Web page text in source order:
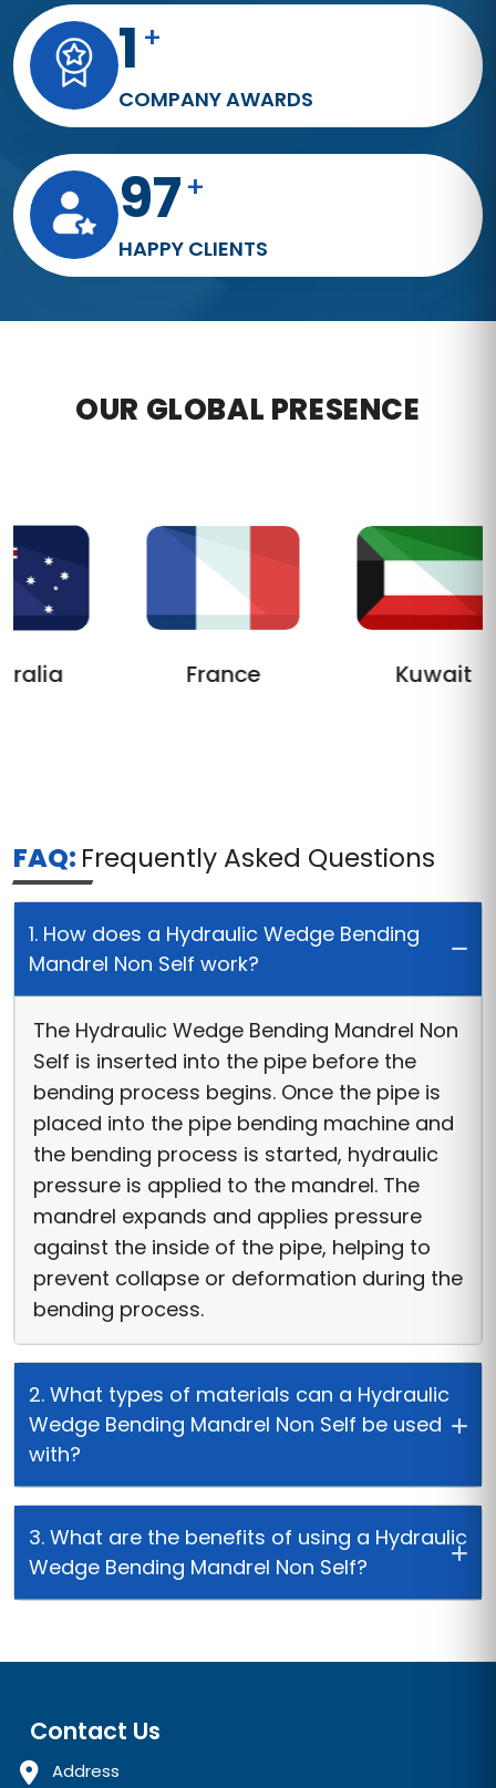
3+
COMPANY AWARDS
176
HAPPY CLIENTS
OUR GLOBAL PRESENCE
France Kuwait
FAQ: Frequently Asked Questions
1. How does a Hydraulic Wedge Bending
Mandrel Non Self work?
The Hydraulic Wedge Bending Mandrel Non
Self is inserted into the pipe before the
bending process begins. Once the pipe is
placed into the pipe bending machine and
the bending process is started, hydraulic
pressure is applied to the mandrel. The
mandrel expands and applies pressure
against the inside of the pipe, helping to
prevent collapse or deformation during the
bending process.
2. What types of materials can a Hydraulic
Wedge Bending Mandrel Non Self be used
with?
3. What are the benefits of using a Hydraulic
Wedge Bending Mandrel Non Self?
Contact Us
Address